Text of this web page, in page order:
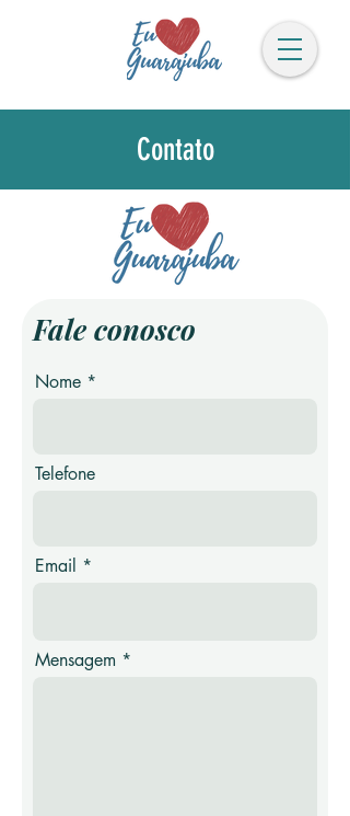
Contato
Fale conosco
Nome
Telefone
Email
Mensagem